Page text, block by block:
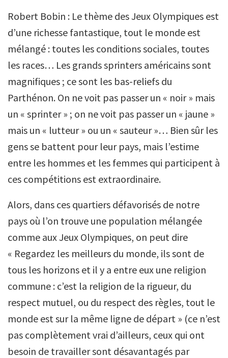
Robert Bobin : Le thème des Jeux Olympiques est
d’une richesse fantastique, tout le monde est
mélangé : toutes les conditions sociales, toutes
les races… Les grands sprinters américains sont
magnifiques ; ce sont les bas-reliefs du
Parthénon. On ne voit pas passer un « noir » mais
un « sprinter » ; on ne voit pas passer un « jaune »
mais un « lutteur » ou un « sauteur »… Bien sûr les
gens se battent pour leur pays, mais l’estime
entre les hommes et les femmes qui participent à
ces compétitions est extraordinaire.
Alors, dans ces quartiers défavorisés de notre
pays où l’on trouve une population mélangée
comme aux Jeux Olympiques, on peut dire
« Regardez les meilleurs du monde, ils sont de
tous les horizons et il y a entre eux une religion
commune : c’est la religion de la rigueur, du
respect mutuel, ou du respect des règles, tout le
monde est sur la même ligne de départ » (ce n’est
pas complètement vrai d’ailleurs, ceux qui ont
besoin de travailler sont désavantagés par